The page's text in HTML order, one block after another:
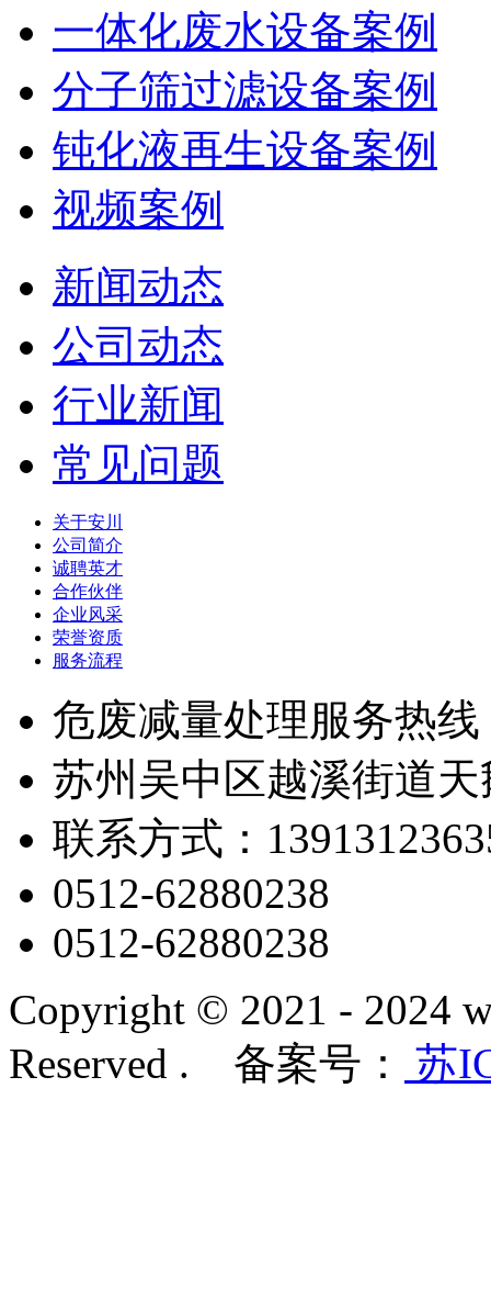
一体化废水设备案例
分子筛过滤设备案例
钝化液再生设备案例
视频案例
新闻动态
公司动态
行业新闻
常见问题
关于安川
公司简介
诚聘英才
合作伙伴
企业风采
荣誉资质
服务流程
危废减量处理服务热线
苏州吴中区越溪街道
联系方式：
0512-62880238
0512-62880238
Copyright © 2021 - 2024
Reserved . 备案号：
苏